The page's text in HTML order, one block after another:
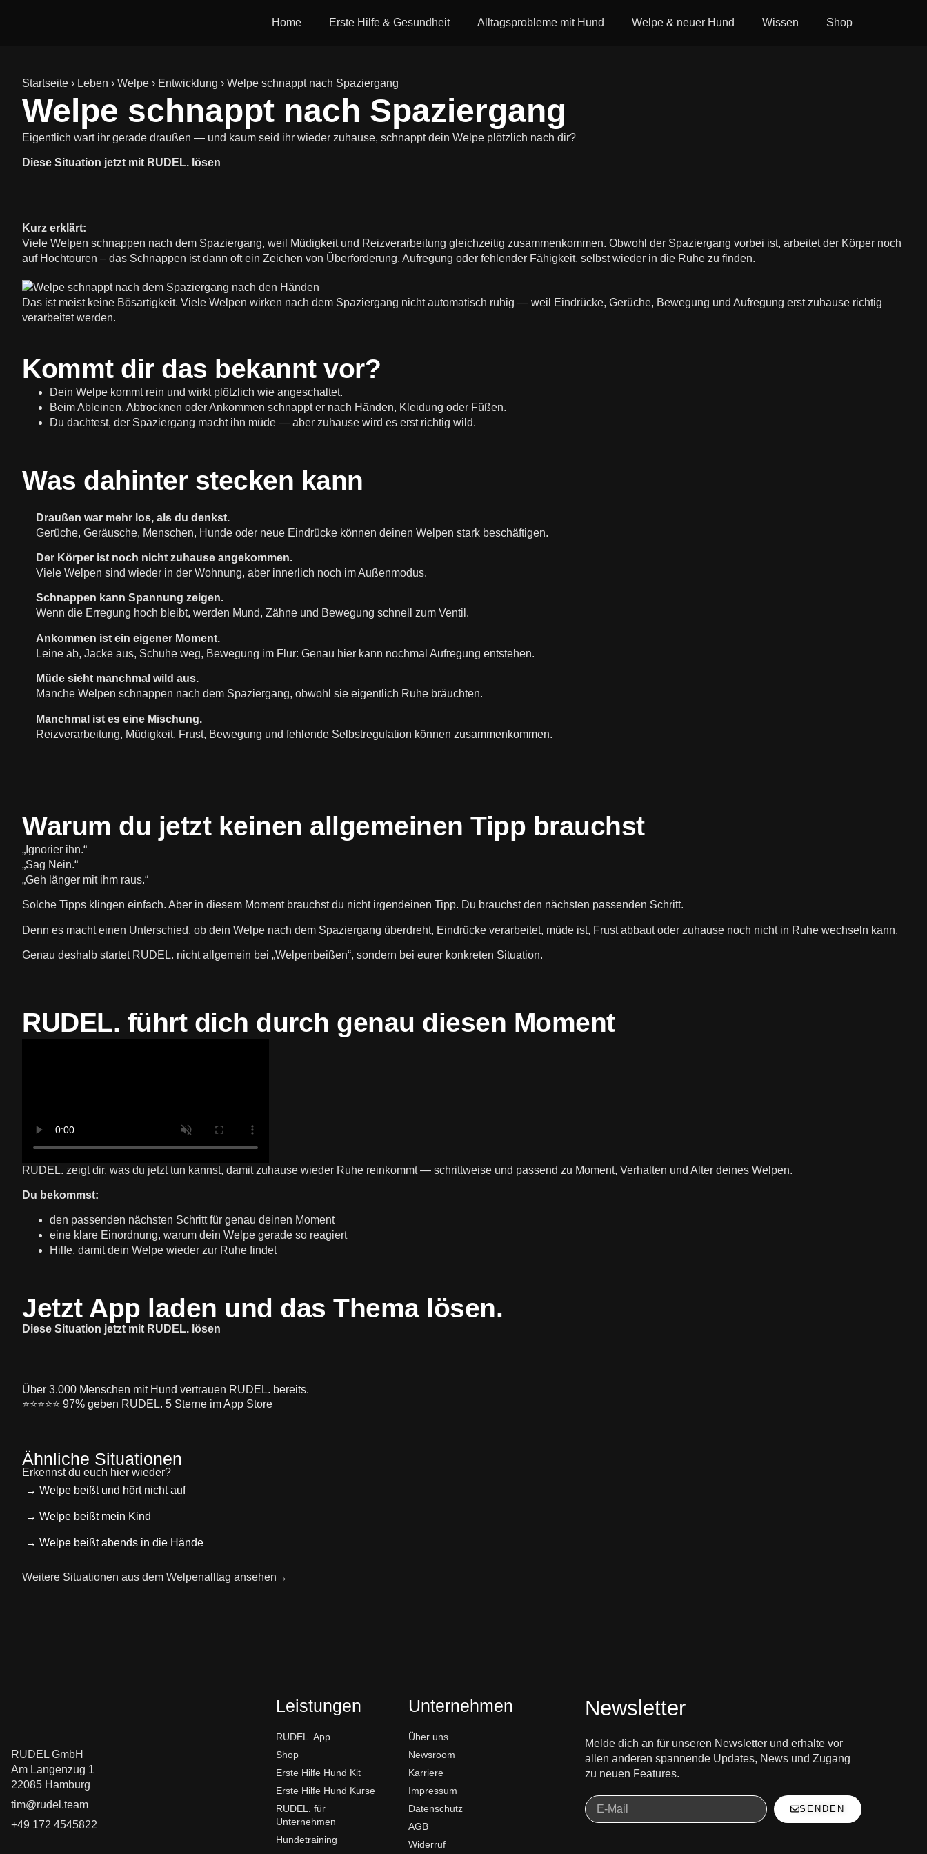
Home Erste Hilfe & Gesundheit Alltagsprobleme mit Hund Welpe & neuer Hund Wissen Shop
Startseite › Leben › Welpe › Entwicklung › Welpe schnappt nach Spaziergang
Welpe schnappt nach Spaziergang
Eigentlich wart ihr gerade draußen — und kaum seid ihr wieder zuhause, schnappt dein Welpe plötzlich nach dir?
Diese Situation jetzt mit RUDEL. lösen
Kurz erklärt:
Viele Welpen schnappen nach dem Spaziergang, weil Müdigkeit und Reizverarbeitung gleichzeitig zusammenkommen. Obwohl der Spaziergang vorbei ist, arbeitet der Körper noch
auf Hochtouren – das Schnappen ist dann oft ein Zeichen von Überforderung, Aufregung oder fehlender Fähigkeit, selbst wieder in die Ruhe zu finden.
Das ist meist keine Bösartigkeit. Viele Welpen wirken nach dem Spaziergang nicht automatisch ruhig — weil Eindrücke, Gerüche, Bewegung und Aufregung erst zuhause richtig
verarbeitet werden.
Kommt dir das bekannt vor?
Dein Welpe kommt rein und wirkt plötzlich wie angeschaltet.
Beim Ableinen, Abtrocknen oder Ankommen schnappt er nach Händen, Kleidung oder Füßen.
Du dachtest, der Spaziergang macht ihn müde — aber zuhause wird es erst richtig wild.
Was dahinter stecken kann
Draußen war mehr los, als du denkst.
Gerüche, Geräusche, Menschen, Hunde oder neue Eindrücke können deinen Welpen stark beschäftigen.
Der Körper ist noch nicht zuhause angekommen.
Viele Welpen sind wieder in der Wohnung, aber innerlich noch im Außenmodus.
Schnappen kann Spannung zeigen.
Wenn die Erregung hoch bleibt, werden Mund, Zähne und Bewegung schnell zum Ventil.
Ankommen ist ein eigener Moment.
Leine ab, Jacke aus, Schuhe weg, Bewegung im Flur: Genau hier kann nochmal Aufregung entstehen.
Müde sieht manchmal wild aus.
Manche Welpen schnappen nach dem Spaziergang, obwohl sie eigentlich Ruhe bräuchten.
Manchmal ist es eine Mischung.
Reizverarbeitung, Müdigkeit, Frust, Bewegung und fehlende Selbstregulation können zusammenkommen.
Warum du jetzt keinen allgemeinen Tipp brauchst
„Ignorier ihn.“
„Sag Nein.“
„Geh länger mit ihm raus.“
Solche Tipps klingen einfach. Aber in diesem Moment brauchst du nicht irgendeinen Tipp. Du brauchst den nächsten passenden Schritt.
Denn es macht einen Unterschied, ob dein Welpe nach dem Spaziergang überdreht, Eindrücke verarbeitet, müde ist, Frust abbaut oder zuhause noch nicht in Ruhe wechseln kann.
Genau deshalb startet RUDEL. nicht allgemein bei „Welpenbeißen“, sondern bei eurer konkreten Situation.
RUDEL. führt dich durch genau diesen Moment
RUDEL. zeigt dir, was du jetzt tun kannst, damit zuhause wieder Ruhe reinkommt — schrittweise und passend zu Moment, Verhalten und Alter deines Welpen.
Du bekommst:
den passenden nächsten Schritt für genau deinen Moment
eine klare Einordnung, warum dein Welpe gerade so reagiert
Hilfe, damit dein Welpe wieder zur Ruhe findet
Jetzt App laden und das Thema lösen.
Diese Situation jetzt mit RUDEL. lösen
Über 3.000 Menschen mit Hund vertrauen RUDEL. bereits.
⭐️⭐️⭐️⭐️⭐️ 97% geben RUDEL. 5 Sterne im App Store
Ähnliche Situationen
Erkennst du euch hier wieder?
→ Welpe beißt und hört nicht auf
→ Welpe beißt mein Kind
→ Welpe beißt abends in die Hände
Weitere Situationen aus dem Welpenalltag ansehen→
RUDEL GmbH
Am Langenzug 1
22085 Hamburg
tim@rudel.team
+49 172 4545822
Leistungen
RUDEL. App
Shop
Erste Hilfe Hund Kit
Erste Hilfe Hund Kurse
RUDEL. für
Unternehmen
Hundetraining
Unternehmen
Über uns
Newsroom
Karriere
Impressum
Datenschutz
AGB
Widerruf
Newsletter
Melde dich an für unseren Newsletter und erhalte vor
allen anderen spannende Updates, News und Zugang
zu neuen Features.
SENDEN